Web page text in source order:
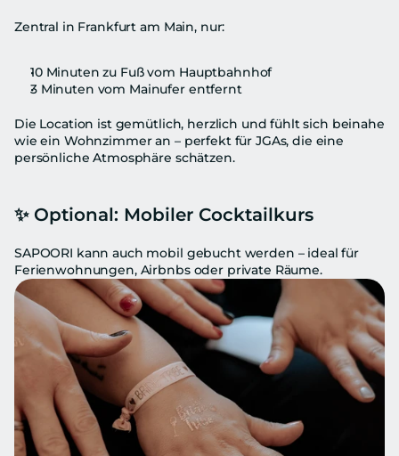
Zentral in Frankfurt am Main, nur:
10 Minuten zu Fuß vom Hauptbahnhof
3 Minuten vom Mainufer entfernt
Die Location ist gemütlich, herzlich und fühlt sich beinahe
wie ein Wohnzimmer an – perfekt für JGAs, die eine
persönliche Atmosphäre schätzen.
✨ Optional: Mobiler Cocktailkurs
SAPOORI kann auch mobil gebucht werden – ideal für
Ferienwohnungen, Airbnbs oder private Räume.